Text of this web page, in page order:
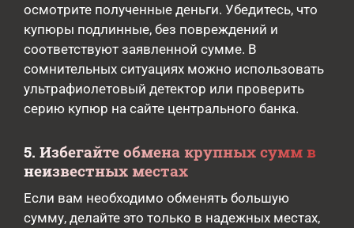
осмотрите полученные деньги. Убедитесь, что
купюры подлинные, без повреждений и
соответствуют заявленной сумме. В
сомнительных ситуациях можно использовать
ультрафиолетовый детектор или проверить
серию купюр на сайте центрального банка.
5. Избегайте обмена крупных сумм в
неизвестных местах
Если вам необходимо обменять большую
сумму, делайте это только в надежных местах,